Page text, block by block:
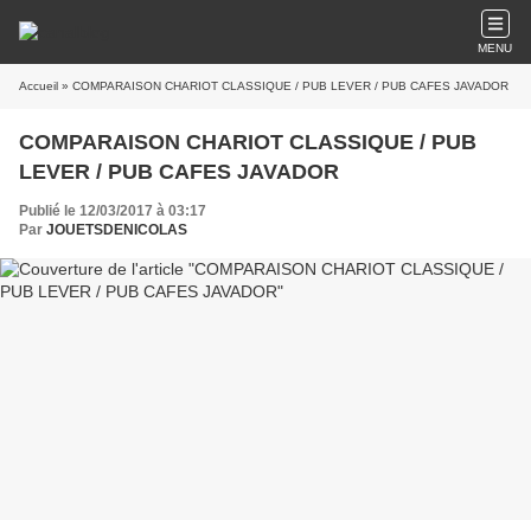
MENU
Accueil » COMPARAISON CHARIOT CLASSIQUE / PUB LEVER / PUB CAFES JAVADOR
COMPARAISON CHARIOT CLASSIQUE / PUB
LEVER / PUB CAFES JAVADOR
Publié le 12/03/2017 à 03:17
Par JOUETSDENICOLAS